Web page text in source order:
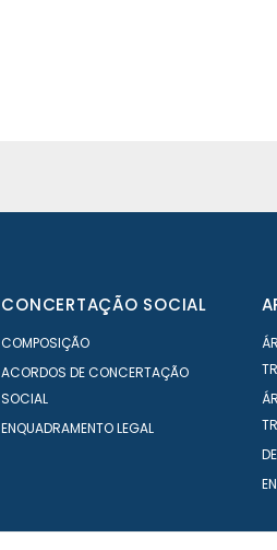
CONCERTAÇÃO SOCIAL
COMPOSIÇÃO
ACORDOS DE CONCERTAÇÃO
SOCIAL
ENQUADRAMENTO LEGAL